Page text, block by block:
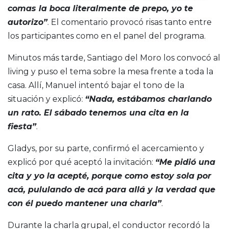
comas la boca literalmente de prepo, yo te
autorizo”. El comentario provocó risas tanto entre
los participantes como en el panel del programa.
Minutos más tarde, Santiago del Moro los convocó al
living y puso el tema sobre la mesa frente a toda la
casa. Allí, Manuel intentó bajar el tono de la
situación y explicó: “Nada, estábamos charlando
un rato. El sábado tenemos una cita en la
fiesta”.
Gladys, por su parte, confirmó el acercamiento y
explicó por qué aceptó la invitación: “Me pidió una
cita y yo la acepté, porque como estoy sola por
acá, pululando de acá para allá y la verdad que
con él puedo mantener una charla”.
Durante la charla grupal, el conductor recordó la